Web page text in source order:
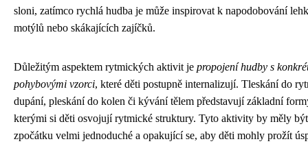
sloni, zatímco rychlá hudba je může inspirovat k napodobování
motýlů nebo skákajících zajíčků.
Důležitým aspektem rytmických aktivit je propojení hudby s
pohybovými vzorci, které děti postupně internalizují. Tleskání do
dupání, pleskání do kolen či kývání tělem představují základní
kterými si děti osvojují rytmické struktury. Tyto aktivity by měly být
zpočátku velmi jednoduché a opakující se, aby děti mohly prožít